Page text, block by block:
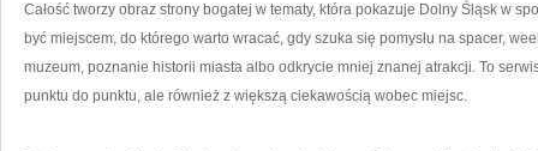
Całość tworzy obraz strony bogatej w tematy, która pokazuje Dolny Śląsk w
być miejscem, do którego warto wracać, gdy szuka się pomysłu na spacer,
muzeum, poznanie historii miasta albo odkrycie mniej znanej atrakcji. To
punktu do punktu, ale również z większą ciekawością wobec miejsc.